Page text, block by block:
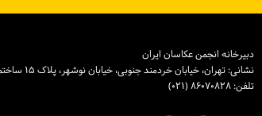
دبیرخانه انجمن عکاسان ایران
نشانی: تهران، خیابان خردمند جنوبی، خیابان نوشهر، پلاک ۱۵ ساختمان شماره ۲ خانه هنرمندان ایران، واحد ۸
تلفن: ۸۶۰۷۰۸۲۸ (۰۲۱)